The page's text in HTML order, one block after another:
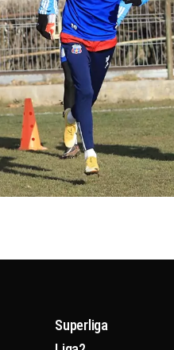
Superliga